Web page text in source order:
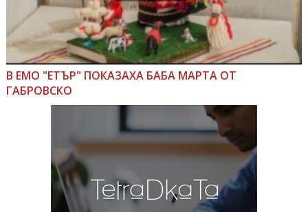
В ЕМО "ЕТЪР" ПОКАЗАХА БАБА МАРТА ОТ
ГАБРОВСКО